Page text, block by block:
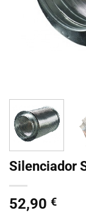
Silenciador
52,90 €